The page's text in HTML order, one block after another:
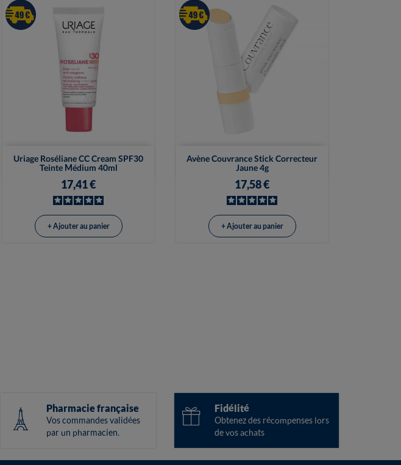
Uriage Roséliane CC Cream SPF30
Teinte Médium 40ml
17,41 €
Vue rapide
+ Ajouter au panier
Avène Couvrance Stick Correcteur
Jaune 4g
17,58 €
Vue rapide
+ Ajouter au panier
Pharmacie française
Vos commandes validées
par un pharmacien.
Fidélité
Obtenez des récompenses lors
de vos achats